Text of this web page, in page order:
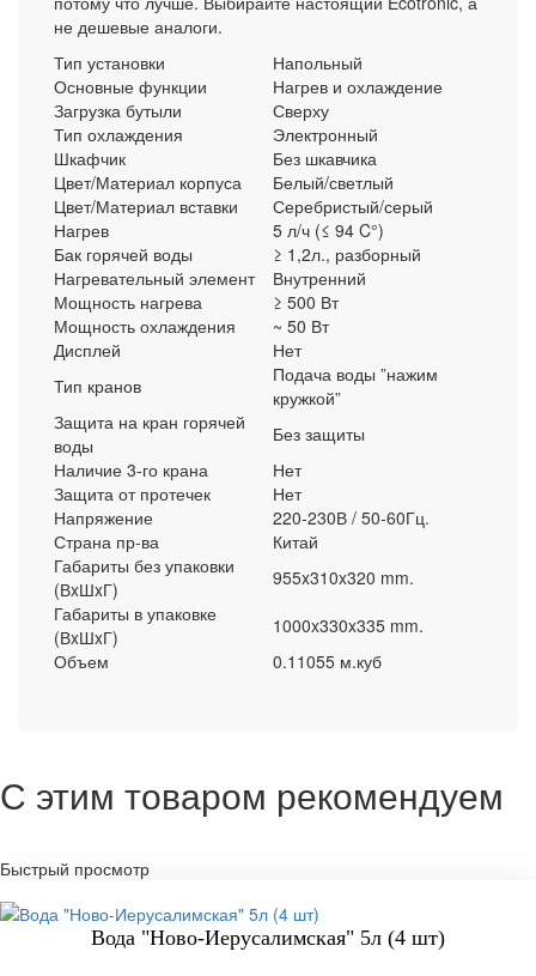
не дешевые аналоги.
Тип установки
Напольный
Основные функции
Нагрев и охлаждение
Загрузка бутыли
Сверху
Тип охлаждения
Электронный
Шкафчик
Без шкавчика
Цвет/Материал корпуса
Белый/светлый
Цвет/Материал вставки
Серебристый/серый
Нагрев
5 л/ч (≤ 94 C°)
Бак горячей воды
≥ 1,2л., разборный
Нагревательный элемент
Внутренний
Мощность нагрева
≥ 500 Вт
Мощность охлаждения
~ 50 Вт
Дисплей
Нет
Тип кранов
Подача воды ”нажим
кружкой”
Защита на кран горячей
воды
Без защиты
Наличие 3-го крана
Нет
Защита от протечек
Нет
Напряжение
220-230В / 50-60Гц.
Страна пр-ва
Китай
Габариты без упаковки
(ВxШxГ)
955x310x320 mm.
Габариты в упаковке
(ВxШxГ)
1000x330x335 mm.
Объем
0.11055 м.куб
С этим товаром рекомендуем
Быстрый просмотр
Вода "Ново-Иерусалимская" 5л (4 шт)